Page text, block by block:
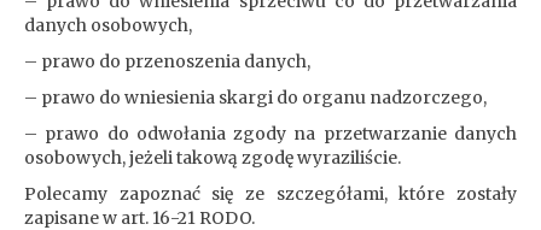
danych osobowych,
– prawo do przenoszenia danych,
– prawo do wniesienia skargi do organu nadzorczego,
– prawo do odwołania zgody na przetwarzanie danych
osobowych, jeżeli takową zgodę wyraziliście.
Polecamy zapoznać się ze szczegółami, które zostały
zapisane w art. 16-21 RODO.